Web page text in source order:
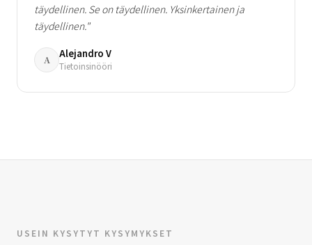
täydellinen. Se on täydellinen. Yksinkertainen ja
täydellinen."
A Alejandro V
Tietoinsinööri
USEIN KYSYTYT KYSYMYKSET